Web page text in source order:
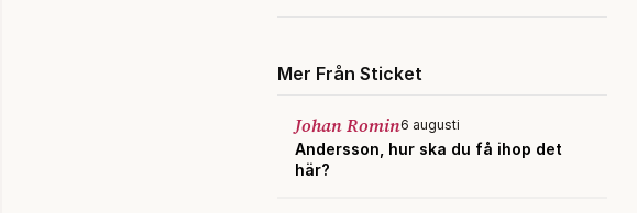
Mer Från Sticket
Johan Romin6 augusti
Andersson, hur ska du få ihop det
här?